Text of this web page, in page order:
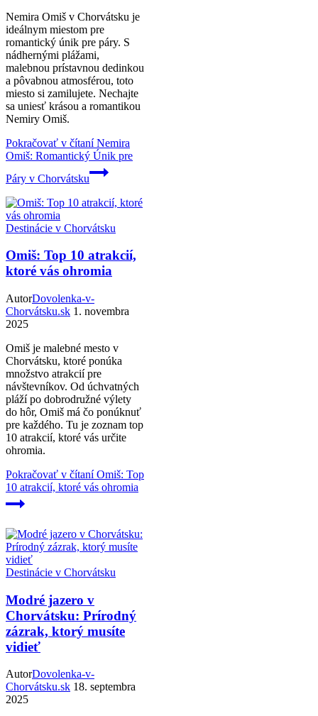
Nemira Omiš v Chorvátsku je
ideálnym miestom pre
romantický únik pre páry. S
nádhernými plážami,
malebnou prístavnou dedinkou
a pôvabnou atmosférou, toto
miesto si zamilujete. Nechajte
sa uniesť krásou a romantikou
Nemiry Omiš.
Pokračovať v čítaníNemira
Omiš: Romantický Únik pre
Páry v Chorvátsku
Destinácie v Chorvátsku
Omiš: Top 10 atrakcií,
ktoré vás ohromia
AutorDovolenka-v-
Chorvátsku.sk 1. novembra
2025
Omiš je malebné mesto v
Chorvátsku, ktoré ponúka
množstvo atrakcií pre
návštevníkov. Od úchvatných
pláží po dobrodružné výlety
do hôr, Omiš má čo ponúknuť
pre každého. Tu je zoznam top
10 atrakcií, ktoré vás určite
ohromia.
Pokračovať v čítaníOmiš: Top
10 atrakcií, ktoré vás ohromia
Destinácie v Chorvátsku
Modré jazero v
Chorvátsku: Prírodný
zázrak, ktorý musíte
vidieť
AutorDovolenka-v-
Chorvátsku.sk 18. septembra
2025